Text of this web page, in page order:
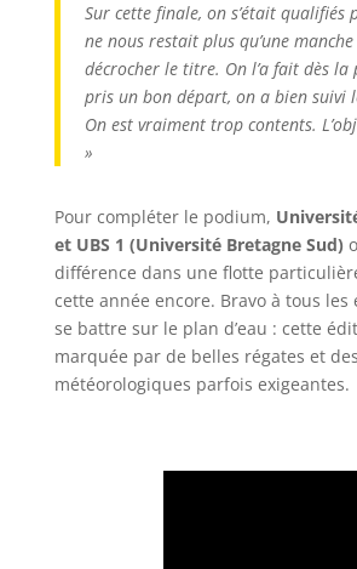
Sur cette finale, on s’était qualifiés
ne nous restait plus qu’une
décrocher le titre. On l’a fait dès la
pris un bon départ, on a bien suivi
On est vraiment trop contents.
»
Pour compléter le podium,
et UBS 1 (Université Bretagne Sud)
différence dans une flotte
cette année encore. Bravo à tous
se battre sur le plan d’eau : cette
marquée par de belles régates et
météorologiques parfois exigeantes.